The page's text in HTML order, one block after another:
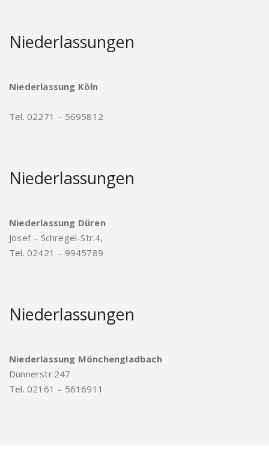
Niederlassungen
Niederlassung Köln
Tel. 02271 – 5695812
Niederlassungen
Niederlassung Düren
Josef – Schregel-Str.4,
Tel. 02421 – 9945789
Niederlassungen
Niederlassung Mönchengladbach
Dünnerstr.247
Tel. 02161 – 5616911